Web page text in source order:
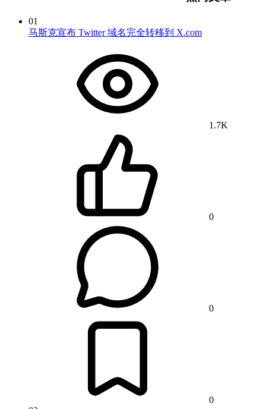
01
马斯克宣布 Twitter 域名完全转移到 X.com
1.7K
0
0
0